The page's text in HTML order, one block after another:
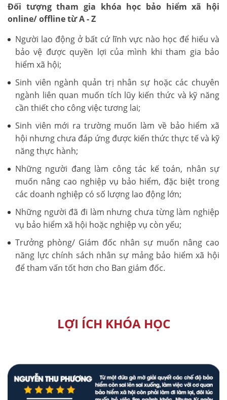
Đối tượng tham gia khóa học bảo hiểm xã hội
online/ offline từ A - Z
Người lao động ở bất cứ lĩnh vực nào học để hiểu và
bảo vệ được quyền lợi của mình khi tham gia bảo
hiểm xã hội;
Sinh viên ngành quản trị nhân sự hoặc các chuyên
ngành liên quan muốn tích lũy kiến thức và kỹ năng
cần thiết cho công việc tương lai;
Sinh viên mới ra trường muốn làm về bảo hiểm xã
hội nhưng chưa đáp ứng được kiến thức thực tế và kỹ
năng thực hành;
Những người đang làm công tác kế toán, nhân sự
muốn nâng cao nghiệp vụ bảo hiểm, đặc biệt trong
các doanh nghiệp có số lượng lao động lớn;
Những người đã đi làm nhưng chưa từng làm nghiệp
vụ bảo hiểm xã hội hoặc nghiệp vụ còn yếu;
Trưởng phòng/ Giám đốc nhân sự muốn nâng cao
năng lực chính sách nhân sự mảng bảo hiểm xã hội
để tham vấn tốt hơn cho Ban giám đốc.
LỢI ÍCH KHÓA HỌC